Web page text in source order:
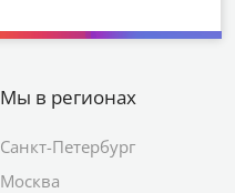
Мы в регионах
Санкт-Петербург
Москва